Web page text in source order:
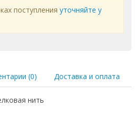
поступления уточняйте у
(0) Доставка и оплата
нить